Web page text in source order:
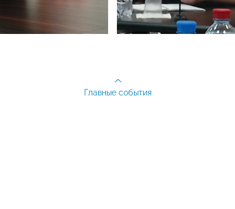
Главные события